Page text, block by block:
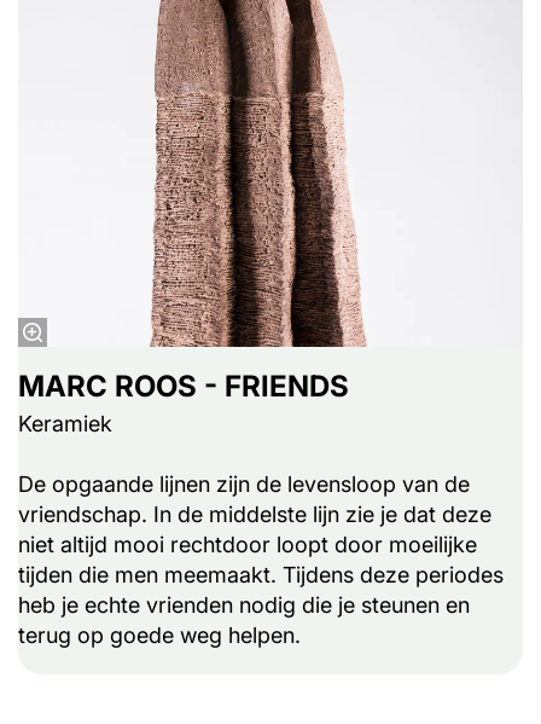
MARC ROOS - FRIENDS
Keramiek
De opgaande lijnen zijn de levensloop van de
vriendschap. In de middelste lijn zie je dat deze
niet altijd mooi rechtdoor loopt door moeilijke
tijden die men meemaakt. Tijdens deze periodes
heb je echte vrienden nodig die je steunen en
terug op goede weg helpen.